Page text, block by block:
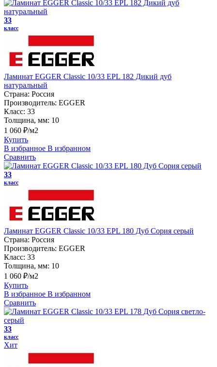
33
класс
Ламинат EGGER Classic 10/33 EPL 182 Дикий дуб
натуральный
Страна: Россия
Производитель: EGGER
Класс: 33
Толщина, мм: 10
1 060 ₽/м2
Купить
В избранное В избранном
Сравнить
33
класс
Ламинат EGGER Classic 10/33 EPL 180 Дуб Сория серый
Страна: Россия
Производитель: EGGER
Класс: 33
Толщина, мм: 10
1 060 ₽/м2
Купить
В избранное В избранном
Сравнить
33
класс
Хит